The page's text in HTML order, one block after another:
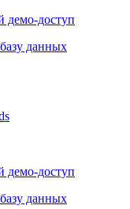
демо-доступ
данных
демо-доступ
данных